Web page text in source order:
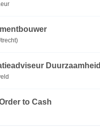
Duurzaamheid
to Cash